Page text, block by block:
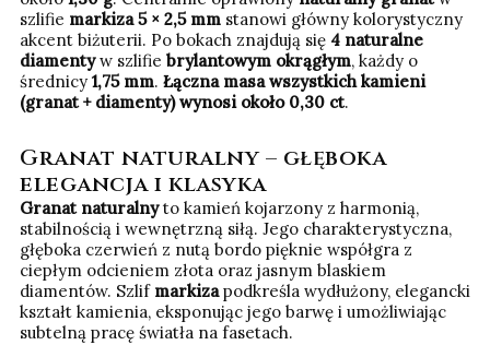
szlifie markiza 5 × 2,5 mm stanowi główny kolorystyczny
akcent biżuterii. Po bokach znajdują się 4 naturalne
diamentyw szlifie brylantowym okrągłym, każdy o
średnicy 1,75 mm. Łączna masa wszystkich kamieni
(granat + diamenty) wynosi około 0,30 ct.
Granat naturalny – głęboka
elegancja i klasyka
Granat naturalnyto kamień kojarzony z harmonią,
stabilnością i wewnętrzną siłą. Jego charakterystyczna,
głęboka czerwień z nutą bordo pięknie współgra z
ciepłym odcieniem złota oraz jasnym blaskiem
diamentów. Szlif markizapodkreśla wydłużony, elegancki
kształt kamienia, eksponując jego barwę i umożliwiając
subtelną pracę światła na fasetach.